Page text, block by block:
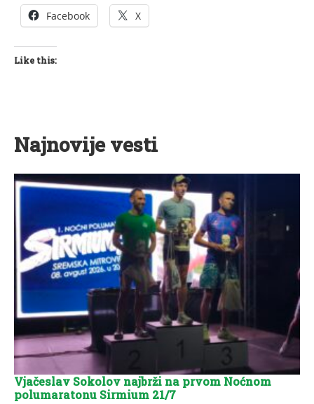
Facebook X
Like this:
Najnovije vesti
Vjačeslav Sokolov najbrži na prvom Noćnom
polumaratonu Sirmium 21/7